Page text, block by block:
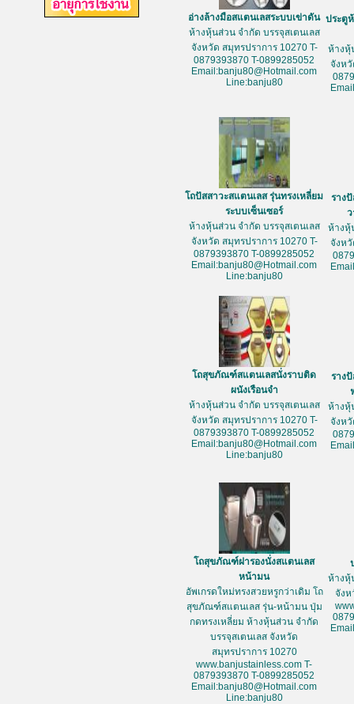
อ่างล้างมือสแตนเลสระบบเข่าดัน
ห้างหุ้นส่วน จำกัด บรรจุสเตนเลส
จังหวัด สมุทรปราการ 10270 T-
0879393870 T-0899285052
Email:banju80@Hotmail.com
Line:banju80
ประตู
ห้างหุ้
จังห
โถปัสสาวะสแตนเลส รุ่นทรงเหลี่ยม
ระบบเซ็นเซอร์
ห้างหุ้นส่วน จำกัด บรรจุสเตนเลส
จังหวัด สมุทรปราการ 10270 T-
0879393870 T-0899285052
Email:banju80@Hotmail.com
Line:banju80
ราง
ห้างหุ้
จังห
โถสุขภัณฑ์สแตนเลสนั่งราบติด
ผนังเรือนจำ
ห้างหุ้นส่วน จำกัด บรรจุสเตนเลส
จังหวัด สมุทรปราการ 10270 T-
0879393870 T-0899285052
Email:banju80@Hotmail.com
Line:banju80
ราง
ห้างหุ้
จังห
โถสุขภัณฑ์ฝารองนั่งสแตนเลส
หน้ามน
อัพเกรดใหม่ทรงสวยหรูกว่าเดิม โถ
สุขภัณฑ์สแตนเลส รุ่น-หน้ามน ปุ่ม
กดทรงเหลี่ยม ห้างหุ้นส่วน จำกัด
บรรจุสเตนเลส จังหวัด
สมุทรปราการ 10270
www.banjustainless.com T-
0879393870 T-0899285052
Email:banju80@Hotmail.com
Line:banju80
ห้างหุ้
จังห